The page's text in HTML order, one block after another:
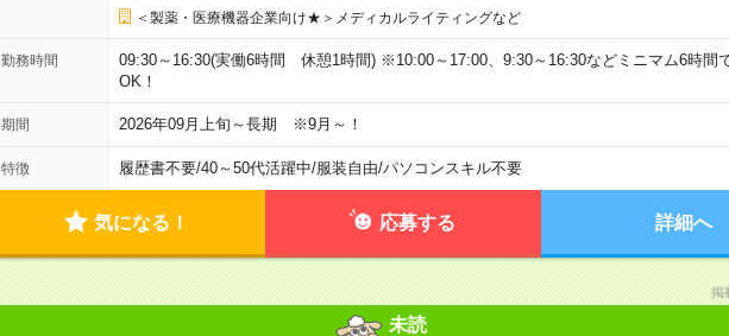
＜製薬・医療機器企業向け★＞メディカルライティングなど
勤務時間
09:30～16:30(実働6時間 休憩1時間) ※10:00～17:00、9:30～16:30などミニマム6時間
OK！
期間 2026年09月上旬～長期 ※9月～！
特徴 履歴書不要/40～50代活躍中/服装自由/パソコンスキル不要
気になる！ 応募する 詳細へ
掲
未読